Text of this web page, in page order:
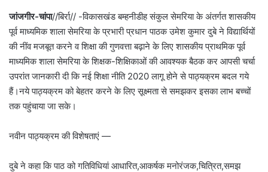
जांजगीर-चांपा//बिर्रा// -विकासखंड बम्हनीडीह संकुल सेमरिया के अंतर्गत शासकीय
पूर्व माध्यमिक शाला सेमरिया के प्रभारी प्रधान पाठक उमेश कुमार दुबे ने विद्यार्थियों
की नींव मजबूत करने व शिक्षा की गुणवत्ता बढ़ाने के लिए शासकीय प्राथमिक पूर्व
माध्यमिक शाला सेमरिया के शिक्षक-शिक्षिकाओं की आवश्यक बैठक कर आपसी चर्चा
उपरांत जानकारी दी कि नई शिक्षा नीति 2020 लागू होने से पाठ्यक्रम बदल गये
हैं।नये पाठ्यक्रम को बेहतर करने के लिए सूक्ष्मता से समझकर इसका लाभ बच्चों
तक पहुंचाया जा सके।
नवीन पाठ्यक्रम की विशेषताएं —
दुबे ने कहा कि पाठ को गतिविधियां आधारित,आकर्षक मनोरंजक,चित्रित,समझ